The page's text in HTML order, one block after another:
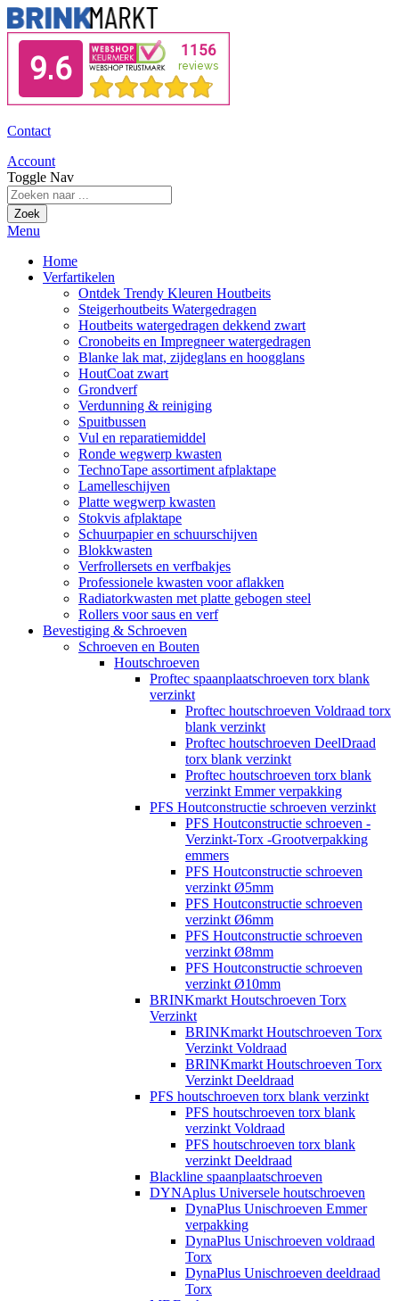
Contact
Account
Toggle Nav
Zoek
Menu
Home
Verfartikelen
Ontdek Trendy Kleuren Houtbeits
Steigerhoutbeits Watergedragen
Houtbeits watergedragen dekkend zwart
Cronobeits en Impregneer watergedragen
Blanke lak mat, zijdeglans en hoogglans
HoutCoat zwart
Grondverf
Verdunning & reiniging
Spuitbussen
Vul en reparatiemiddel
Ronde wegwerp kwasten
TechnoTape assortiment afplaktape
Lamelleschijven
Platte wegwerp kwasten
Stokvis afplaktape
Schuurpapier en schuurschijven
Blokkwasten
Verfrollersets en verfbakjes
Professionele kwasten voor aflakken
Radiatorkwasten met platte gebogen steel
Rollers voor saus en verf
Bevestiging & Schroeven
Schroeven en Bouten
Houtschroeven
Proftec spaanplaatschroeven torx blank
verzinkt
Proftec houtschroeven Voldraad torx
blank verzinkt
Proftec houtschroeven DeelDraad
torx blank verzinkt
Proftec houtschroeven torx blank
verzinkt Emmer verpakking
PFS Houtconstructie schroeven verzinkt
PFS Houtconstructie schroeven -
Verzinkt-Torx -Grootverpakking
emmers
PFS Houtconstructie schroeven
verzinkt Ø5mm
PFS Houtconstructie schroeven
verzinkt Ø6mm
PFS Houtconstructie schroeven
verzinkt Ø8mm
PFS Houtconstructie schroeven
verzinkt Ø10mm
BRINKmarkt Houtschroeven Torx
Verzinkt
BRINKmarkt Houtschroeven Torx
Verzinkt Voldraad
BRINKmarkt Houtschroeven Torx
Verzinkt Deeldraad
PFS houtschroeven torx blank verzinkt
PFS houtschroeven torx blank
verzinkt Voldraad
PFS houtschroeven torx blank
verzinkt Deeldraad
Blackline spaanplaatschroeven
DYNAplus Universele houtschroeven
DynaPlus Unischroeven Emmer
verpakking
DynaPlus Unischroeven voldraad
Torx
DynaPlus Unischroeven deeldraad
Torx